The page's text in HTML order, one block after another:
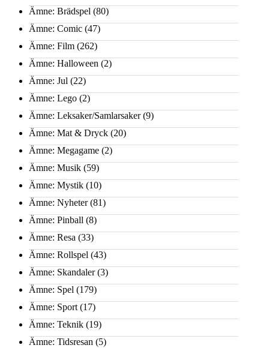
Ämne: Brädspel (80)
Ämne: Comic (47)
Ämne: Film (262)
Ämne: Halloween (2)
Ämne: Jul (22)
Ämne: Lego (2)
Ämne: Leksaker/Samlarsaker(9)
Ämne: Mat & Dryck (20)
Ämne: Megagame (2)
Ämne: Musik (59)
Ämne: Mystik (10)
Ämne: Nyheter(81)
Ämne: Pinball (8)
Ämne: Resa (33)
Ämne: Rollspel (43)
Ämne: Skandaler(3)
Ämne: Spel (179)
Ämne: Sport (17)
Ämne: Teknik (19)
Ämne: Tidsresan (5)